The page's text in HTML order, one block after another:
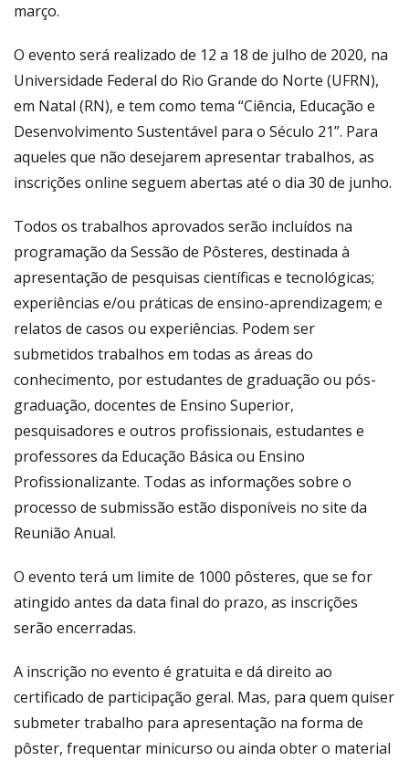
março.
O evento será realizado de 12 a 18 de julho de 2020, na
Universidade Federal do Rio Grande do Norte (UFRN),
em Natal (RN), e tem como tema “Ciência, Educação e
Desenvolvimento Sustentável para o Século 21”. Para
aqueles que não desejarem apresentar trabalhos, as
inscrições online seguem abertas até o dia 30 de junho.
Todos os trabalhos aprovados serão incluídos na
programação da Sessão de Pôsteres, destinada à
apresentação de pesquisas científicas e tecnológicas;
experiências e/ou práticas de ensino-aprendizagem; e
relatos de casos ou experiências. Podem ser
submetidos trabalhos em todas as áreas do
conhecimento, por estudantes de graduação ou pós-
graduação, docentes de Ensino Superior,
pesquisadores e outros profissionais, estudantes e
professores da Educação Básica ou Ensino
Profissionalizante. Todas as informações sobre o
processo de submissão estão disponíveis no site da
Reunião Anual.
O evento terá um limite de 1000 pôsteres, que se for
atingido antes da data final do prazo, as inscrições
serão encerradas.
A inscrição no evento é gratuita e dá direito ao
certificado de participação geral. Mas, para quem quiser
submeter trabalho para apresentação na forma de
pôster, frequentar minicurso ou ainda obter o material